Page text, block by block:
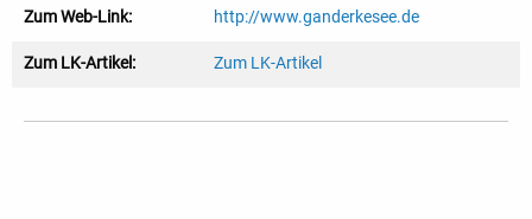
Zum Web-Link: http://www.ganderkesee.de
Zum LK-Artikel: Zum LK-Artikel